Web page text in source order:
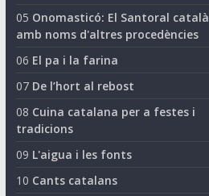
05 Onomasticó: El Santoral català
amb noms d'altres procedències
06 El pa i la farina
07 De l’hort al rebost
08 Cuina catalana per a festes i
tradicions
09 L'aigua i les fonts
10 Cants catalans